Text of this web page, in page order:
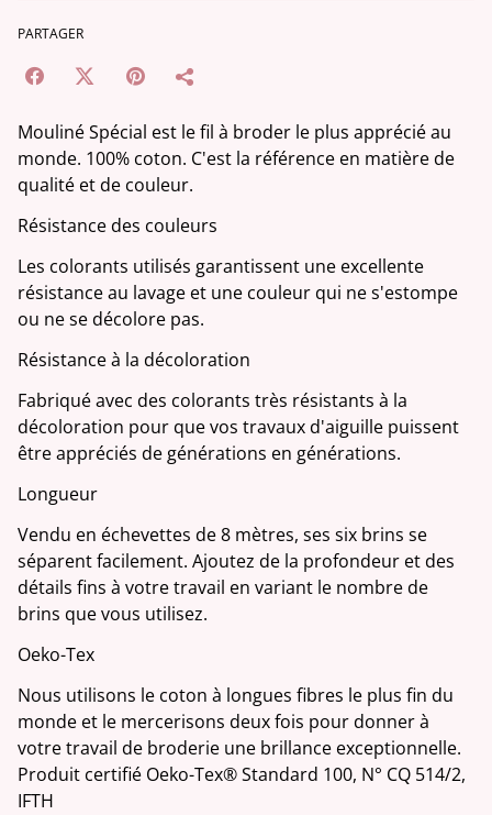
PARTAGER
Mouliné Spécial est le fil à broder le plus apprécié au
monde. 100% coton. C'est la référence en matière de
qualité et de couleur.
Résistance des couleurs
Les colorants utilisés garantissent une excellente
résistance au lavage et une couleur qui ne s'estompe
ou ne se décolore pas.
Résistance à la décoloration
Fabriqué avec des colorants très résistants à la
décoloration pour que vos travaux d'aiguille puissent
être appréciés de générations en générations.
Longueur
Vendu en échevettes de 8 mètres, ses six brins se
séparent facilement. Ajoutez de la profondeur et des
détails fins à votre travail en variant le nombre de
brins que vous utilisez.
Oeko-Tex
Nous utilisons le coton à longues fibres le plus fin du
monde et le mercerisons deux fois pour donner à
votre travail de broderie une brillance exceptionnelle.
Produit certifié Oeko-Tex® Standard 100, N° CQ 514/2,
IFTH